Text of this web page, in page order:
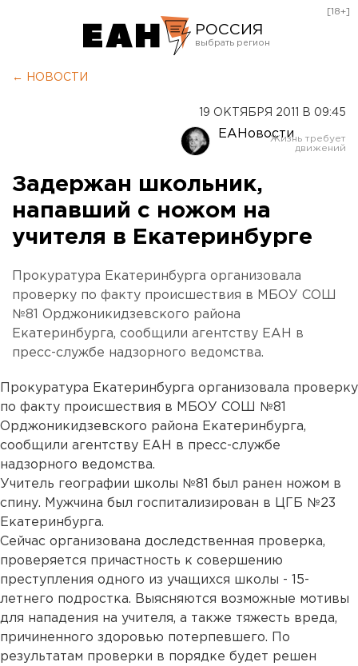
РОССИЯ
Оренбург
[18+]
← НОВОСТИ
19 ОКТЯБРЯ 2011 В 09:45
ЕАНовости
Задержан школьник,
напавший с ножом на
учителя в Екатеринбурге
Прокуратура Екатеринбурга организовала
проверку по факту происшествия в МБОУ СОШ
№81 Орджоникидзевского района
Екатеринбурга, сообщили агентству ЕАН в
пресс-службе надзорного ведомства.
Прокуратура Екатеринбурга организовала проверку
по факту происшествия в МБОУ СОШ №81
Орджоникидзевского района Екатеринбурга,
сообщили агентству ЕАН в пресс-службе
надзорного ведомства.
Учитель географии школы №81 был ранен ножом в
спину. Мужчина был госпитализирован в ЦГБ №23
Екатеринбурга.
Сейчас организована доследственная проверка,
проверяется причастность к совершению
преступления одного из учащихся школы - 15-
летнего подростка. Выясняются возможные мотивы
для нападения на учителя, а также тяжесть вреда,
причиненного здоровью потерпевшего. По
результатам проверки в порядке будет решен